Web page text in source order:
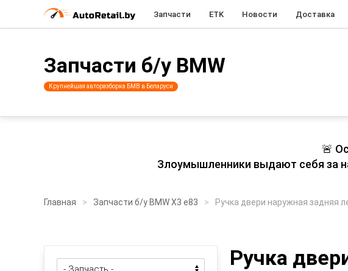
Запчасти ETK Новости Доставка
Запчасти б/у BMW
Крупнейшая авторазборка БМВ в Беларуси
🚨
Злоумышленники выдают себя за
Главная Запчасти б/у BMW X3 e83 Ручка двери наружная задняя
Ручка